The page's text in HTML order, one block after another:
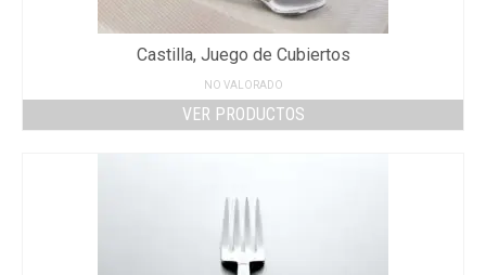
Castilla, Juego de Cubiertos
NO VALORADO
VER PRODUCTOS